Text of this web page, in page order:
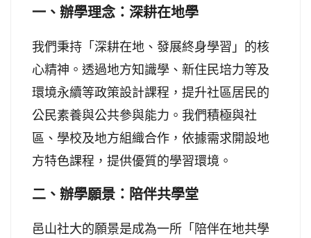
一、辦學理念：深耕在地學
我們秉持「深耕在地、發展終身學習」的核
心精神。透過地方知識學、新住民培力等及
環境永續等政策設計課程，提升社區居民的
公民素養與公共參與能力。我們積極與社
區、學校及地方組織合作，依據需求開設地
方特色課程，提供優質的學習環境。
二、辦學願景：陪伴共學堂
邑山社大的願景是成為一所「陪伴在地共學